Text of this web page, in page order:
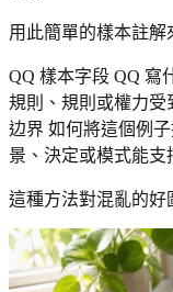
用此簡單的樣本註解
QQ 樣本字段 QQ 寫
規則、規則或權力受
边界 如何將這個例
景、決定或模式能支
這種方法對混亂的好